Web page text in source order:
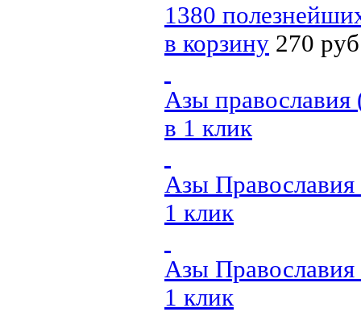
1380
в корзину 270
Азы православия
в 1 клик
Азы
1 клик
Азы
1 клик